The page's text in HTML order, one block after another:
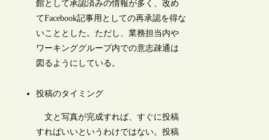
館として承認済みの情報が多く、改め
てFacebook記事用としての再承認を得な
いこととした。ただし、業務担当内や
ワーキンググループ内での意志疎通は
図るようにしている。
投稿のタイミング
文と写真が完成すれば、すぐに投稿
すればいいというわけではない。投稿